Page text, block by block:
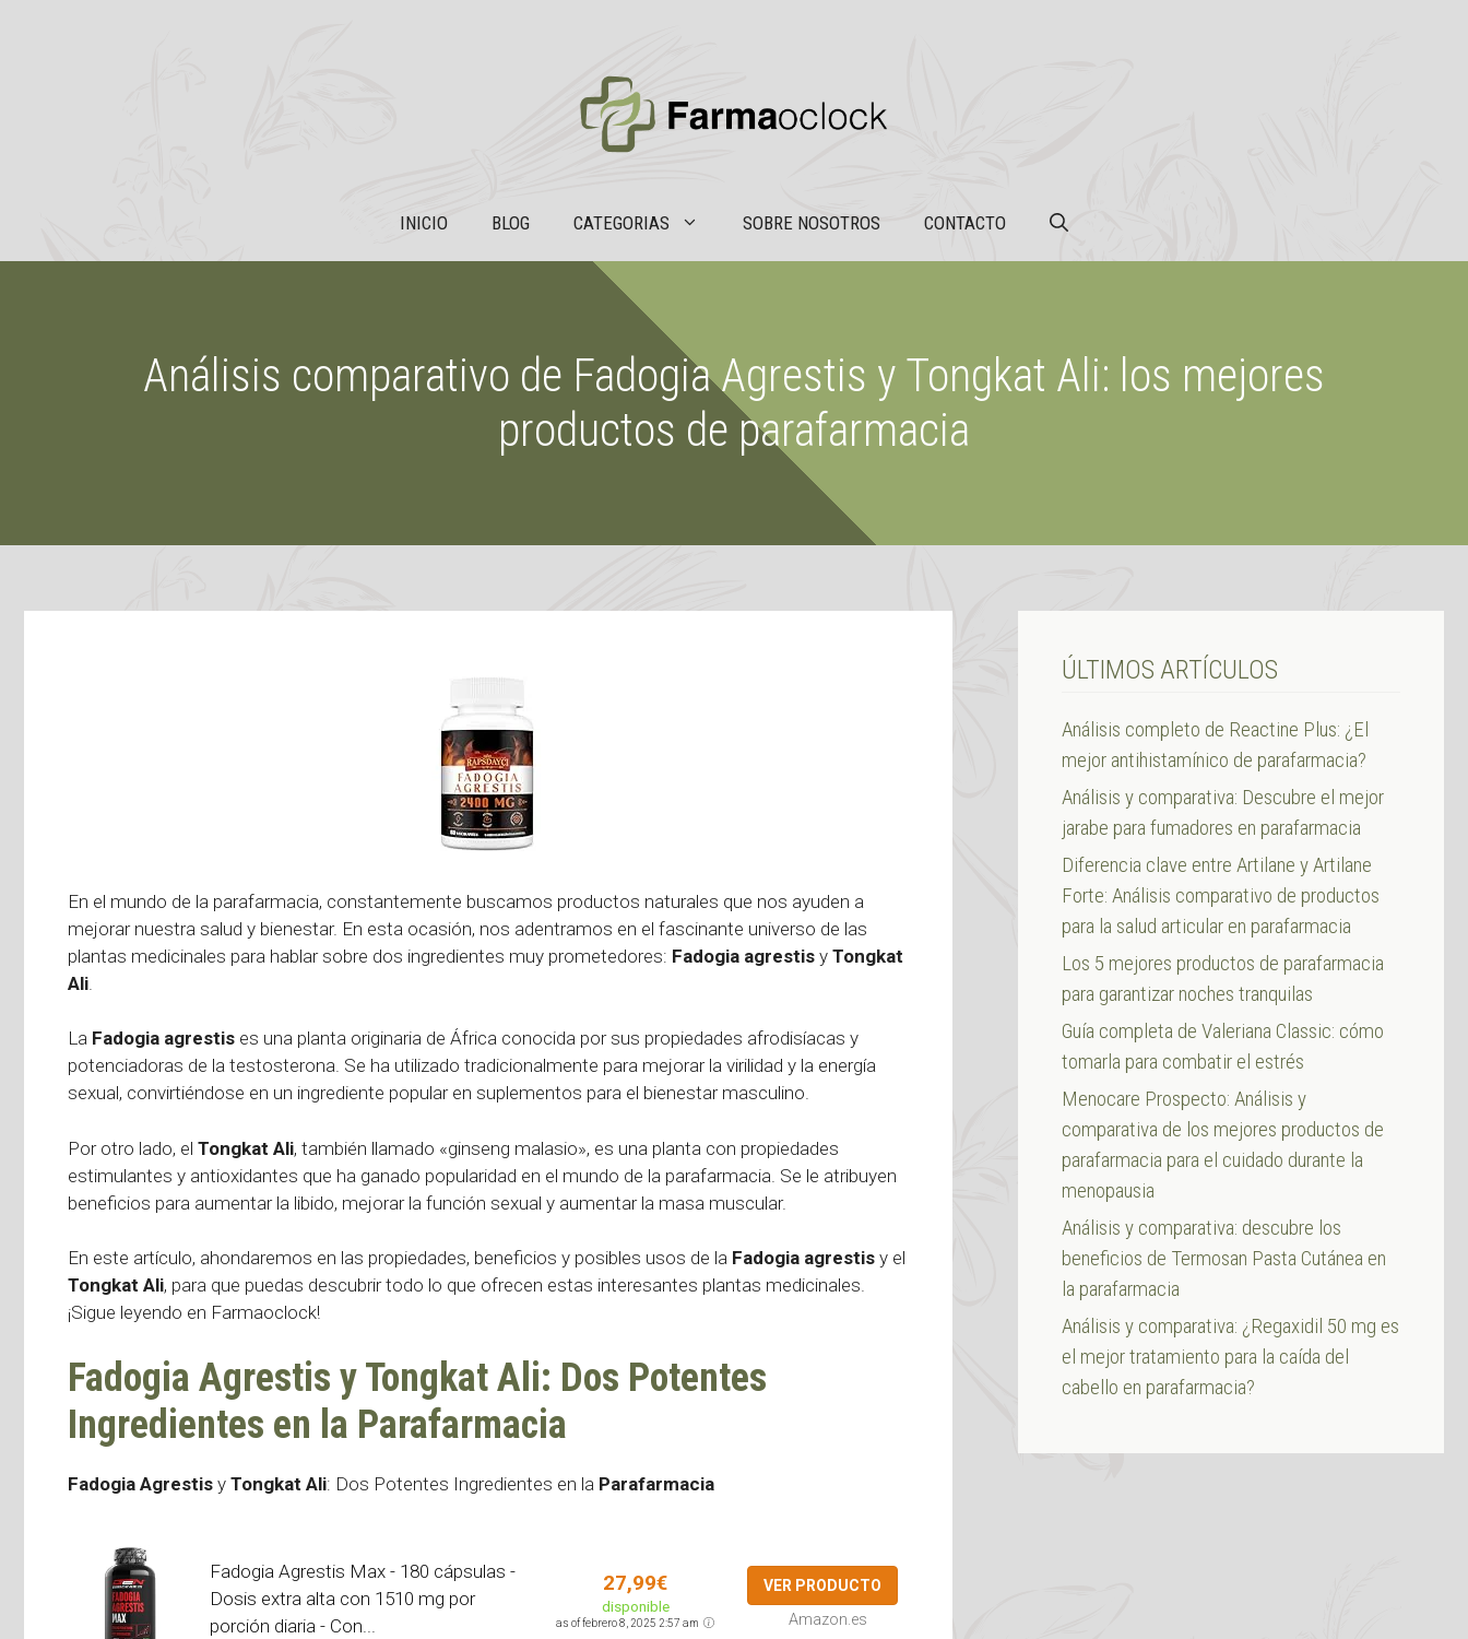
INICIO BLOG CATEGORIAS SOBRE NOSOTROS CONTACTO
Análisis comparativo de Fadogia Agrestis y Tongkat Ali: los mejores
productos de parafarmacia
En el mundo de la parafarmacia, constantemente buscamos productos naturales que nos ayuden a
mejorar nuestra salud y bienestar. En esta ocasión, nos adentramos en el fascinante universo de las
plantas medicinales para hablar sobre dos ingredientes muy prometedores: Fadogia agrestis y Tongkat
Ali
La Fadogia agrestis es una planta originaria de África conocida por sus propiedades afrodisíacas y
potenciadoras de la testosterona. Se ha utilizado tradicionalmente para mejorar la virilidad y la energía
sexual, convirtiéndose en un ingrediente popular en suplementos para el bienestar masculino.
Por otro lado, el Tongkat Ali, también llamado «ginseng malasio», es una planta con propiedades
estimulantes y antioxidantes que ha ganado popularidad en el mundo de la parafarmacia. Se le atribuyen
beneficios para aumentar la libido, mejorar la función sexual y aumentar la masa muscular.
En este artículo, ahondaremos en las propiedades, beneficios y posibles usos de la Fadogia agrestis y el
Tongkat Ali, para que puedas descubrir todo lo que ofrecen estas interesantes plantas medicinales.
¡Sigue leyendo en Farmaoclock!
Fadogia Agrestis y Tongkat Ali: Dos Potentes
Ingredientes en la Parafarmacia
Fadogia Agrestis y Tongkat Ali: Dos Potentes Ingredientes en la Parafarmacia
Fadogia Agrestis Max - 180 cápsulas -
Dosis extra alta con 1510 mg por
porción diaria - Con...
27,99€
disponible
as of febrero 8, 2025 2:57 am
VER PRODUCTO
Amazon.es
ÚLTIMOS ARTÍCULOS
Análisis completo de Reactine Plus: ¿El
mejor antihistamínico de parafarmacia?
Análisis y comparativa: Descubre el mejor
jarabe para fumadores en parafarmacia
Diferencia clave entre Artilane y Artilane
Forte: Análisis comparativo de productos
para la salud articular en parafarmacia
Los 5 mejores productos de parafarmacia
para garantizar noches tranquilas
Guía completa de Valeriana Classic: cómo
tomarla para combatir el estrés
Menocare Prospecto: Análisis y
comparativa de los mejores productos de
parafarmacia para el cuidado durante la
menopausia
Análisis y comparativa: descubre los
beneficios de Termosan Pasta Cutánea en
la parafarmacia
Análisis y comparativa: ¿Regaxidil 50 mg es
el mejor tratamiento para la caída del
cabello en parafarmacia?